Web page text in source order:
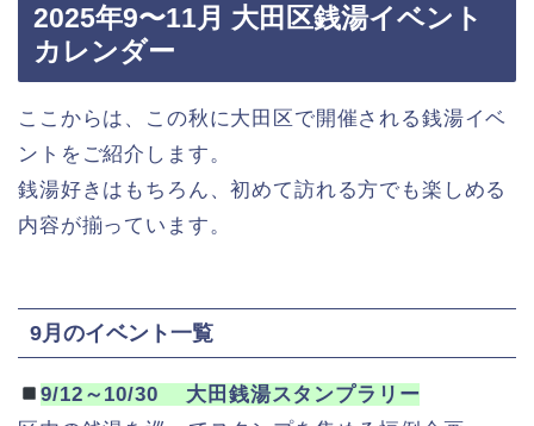
2025年9〜11月 大田区銭湯イベント
カレンダー
ここからは、この秋に大田区で開催される銭湯イベ
ントをご紹介します。
銭湯好きはもちろん、初めて訪れる方でも楽しめる
内容が揃っています。
9月のイベント一覧
9/12～10/30
大田銭湯スタンプラリー